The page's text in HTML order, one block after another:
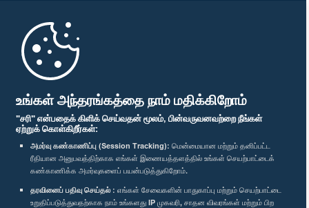
உங்கள் அந்தரங்கத்தை நாம் மதிக்கிறோம்
"சரி" என்பதைக் கிளிக் செய்வதன் மூலம், பின்வருவனவற்றை நீங்கள்
ஏற்றுக் கொள்கிறீர்கள்:
அமர்வு கண்காணிப்பு (Session Tracking): மென்மையான மற்றும் தனிப்பட்ட
ரீதியான அனுபவத்திற்காக எங்கள் இணையத்தளத்தில் உங்கள் செயற்பாட்டைக்
கண்காணிக்க அமர்வுகளைப் பயன்படுத்துகிறோம்.
தரவினைப் பதிவு செய்தல் : எங்கள் சேவைகளின் பாதுகாப்பு மற்றும் செயற்பாட்டை
உறுதிப்படுத்துவதற்காக நாம் உங்களது IP முகவரி, சாதன விவரங்கள் மற்றும் பிற
பி.ப. 2:33 - பி.ப. 2:41
பி.ப. 2:41 - பி.ப. 2:52
பி.ப. 2:52 - பி.ப. 3:02
முதற்பக்கம்
பாராளுமன்ற கையடக்க செயலி
எம்மை பின்தொடர்க :
விருதுகள்